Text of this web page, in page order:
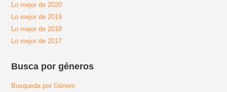
Lo mejor de 2020
Lo mejor de 2019
Lo mejor de 2018
Lo mejor de 2017
Busca por géneros
Busqueda por Género